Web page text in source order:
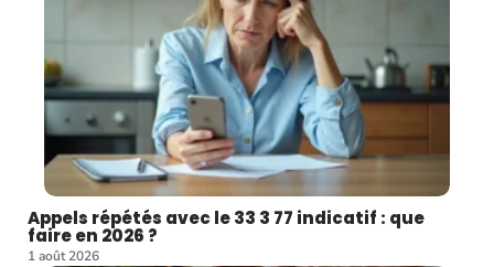
Appels répétés avec le 33 3 77 indicatif : que
faire en 2026 ?
1 août 2026